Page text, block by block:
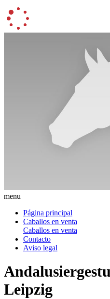
menu
Página principal
Caballos en venta
Caballos en venta
Contacto
Aviso legal
Leipzig